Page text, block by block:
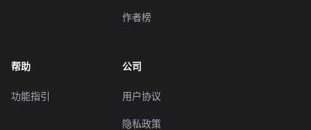
作者榜
帮助
功能指引
公司
用户协议
隐私政策